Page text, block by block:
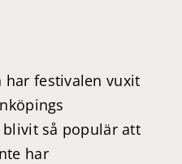
har festivalen vuxit
så populär att
har